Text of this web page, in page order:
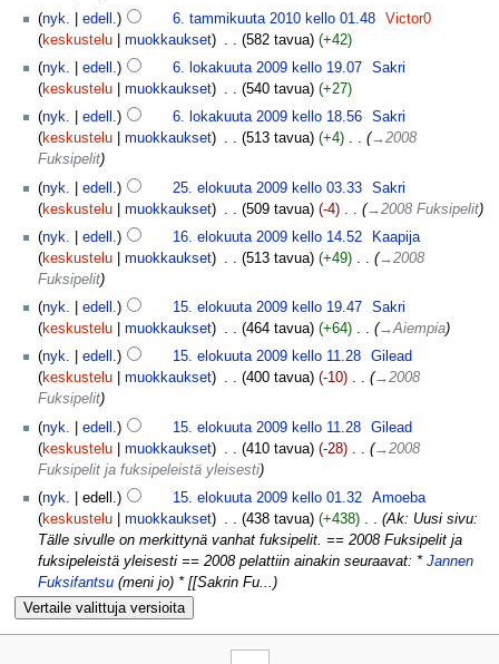
nyk.
edell. 6. tammikuuta 2010 kello 01.48
Victor0
keskustelu
muokkaukset 582 tavua
+42
nyk.
edell. 6. lokakuuta 2009 kello 19.07
Sakri
keskustelu
muokkaukset 540 tavua
+27
nyk.
edell. 6. lokakuuta 2009 kello 18.56
Sakri
keskustelu
muokkaukset 513 tavua +4 ‎
→‎2008
Fuksipelit
nyk.
edell. 25. elokuuta 2009 kello 03.33
Sakri
keskustelu
muokkaukset 509 tavua -4 ‎
→‎2008 Fuksipelit
nyk.
edell. 16. elokuuta 2009 kello 14.52
Kaapija
keskustelu
muokkaukset 513 tavua +49 ‎
→‎2008
Fuksipelit
nyk.
edell. 15. elokuuta 2009 kello 19.47
Sakri
keskustelu
muokkaukset 464 tavua +64 ‎
→‎Aiempia
nyk.
edell. 15. elokuuta 2009 kello 11.28
Gilead
keskustelu
muokkaukset 400 tavua -10 ‎
→‎2008
Fuksipelit
nyk.
edell. 15. elokuuta 2009 kello 11.28
Gilead
keskustelu
muokkaukset 410 tavua -28 ‎
→‎2008
Fuksipelit ja fuksipeleistä yleisesti
nyk.
edell. 15. elokuuta 2009 kello 01.32
Amoeba
keskustelu
muokkaukset 438 tavua +438 ‎
Ak: Uusi sivu:
Tälle sivulle on merkittynä vanhat fuksipelit. == 2008 Fuksipelit ja
fuksipeleistä yleisesti == 2008 pelattiin ainakin seuraavat: * Jannen
Fuksifantsu (meni jo) * [[Sakrin Fu...